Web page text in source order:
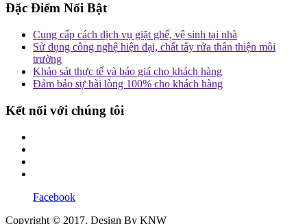
Đặc Điểm Nổi Bật
Cung cấp cách dịch vụ giặt ghế, vệ sinh tại nhà
Sử dụng công nghệ hiện đại, chất tẩy rửa thân thiện môi
trường
Khảo sát thực tế và báo giá cho khách hàng
Đảm bảo sự hài lòng 100% cho khách hàng
Kết nối với chúng tôi
Facebook
Copyright © 2017. Design By KNW